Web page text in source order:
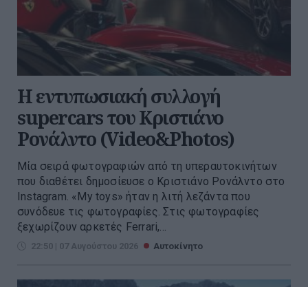
H εντυπωσιακή συλλογή
supercars του Κριστιάνο
Ρονάλντο (Video&Photos)
Μία σειρά φωτογραφιών από τη υπεραυτοκινήτων
που διαθέτει δημοσίευσε ο Κριστιάνο Ρονάλντο στο
Instagram. «Μy toys» ήταν η λιτή λεζάντα που
συνόδευε τις φωτογραφίες. Στις φωτογραφίες
ξεχωρίζουν αρκετές Ferrari,...
22:50 | 07 Αυγούστου 2026 Αυτοκίνητο